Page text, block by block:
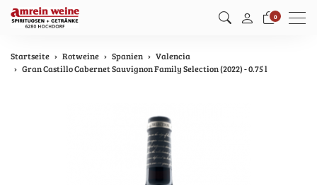
0 Menu
Startseite Rotweine Spanien
Valencia
Gran Castillo Cabernet Sauvignon Family Selection (2022) - 0.75 l